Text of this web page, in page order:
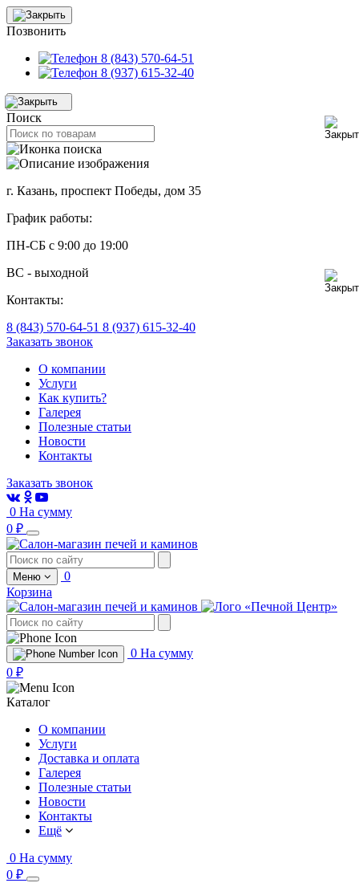
Позвонить
8 (843) 570-64-51
8 (937) 615-32-40
Поиск
г. Казань, проспект Победы, дом 35
График работы:
ПН-СБ с 9:00 до 19:00
ВС - выходной
Контакты:
8 (843) 570-64-51 8 (937) 615-32-40
Заказать звонок
О компании
Услуги
Как купить?
Галерея
Полезные статьи
Новости
Контакты
Заказать звонок
0 На сумму
0 ₽
Меню
0
Корзина
0 На сумму
0 ₽
Каталог
О компании
Услуги
Доставка и оплата
Галерея
Полезные статьи
Новости
Контакты
Ещё
0 На сумму
0 ₽